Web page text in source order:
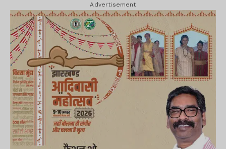
Advertisement